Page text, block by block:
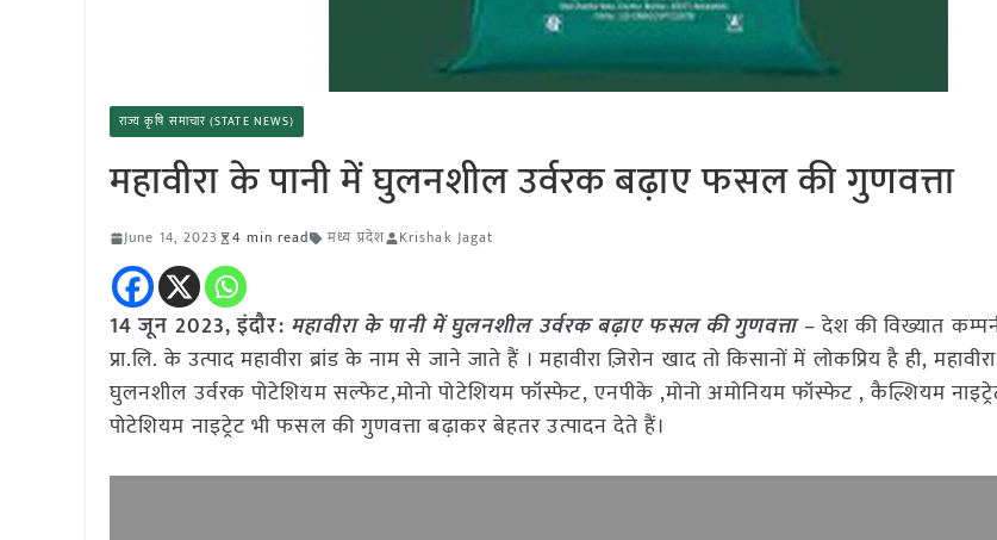
राज्य कृषि समाचार (STATE NEWS)
महावीरा के पानी में घुलनशील उर्वरक बढ़ाए फसल की
June 14, 2023 4 min read मध्य प्रदेश Krishak Jagat
14 जून 2023, इंदौर: महावीरा के पानी में घुलनशील उर्वरक बढ़ाए फसल की गुणवत्ता– देश की विख्यात
प्रा.लि. के उत्पाद महावीरा ब्रांड के नाम से जाने जाते हैं । महावीरा ज़िरोन खाद तो किसानों में लोकप्रिय है ही,
घुलनशील उर्वरक पोटेशियम सल्फेट,मोनो पोटेशियम फॉस्फेट, एनपीके ,मोनो अमोनियम फॉस्फेट , कैल्शियम
पोटेशियम नाइट्रेट भी फसल की गुणवत्ता बढ़ाकर बेहतर उत्पादन देते हैं।